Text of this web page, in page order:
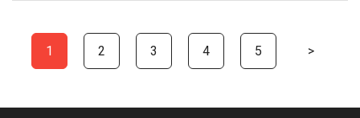
1 2 3 4 5 >